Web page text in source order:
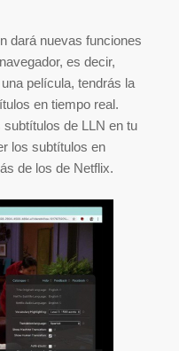
dará nuevas funciones
es decir,
película, tendrás la
en tiempo real.
de LLN en tu
los subtítulos en
de los de Netflix.